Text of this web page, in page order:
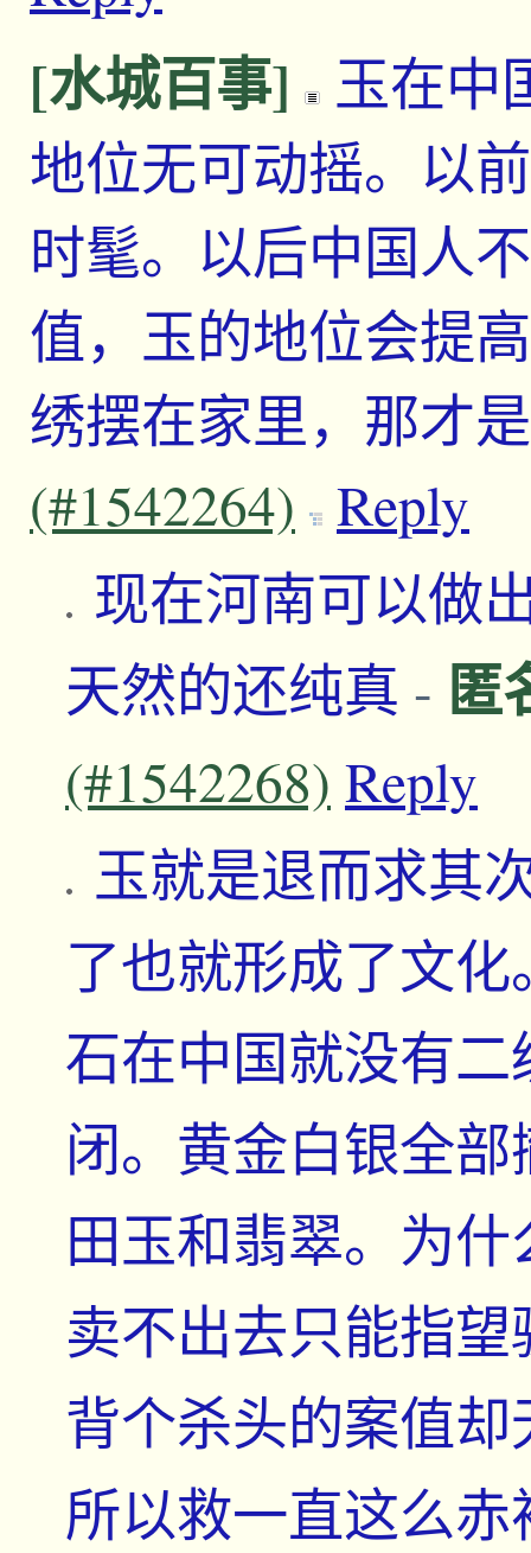
[水城百事]
玉在中
地位无可动摇。以
时髦。以后中国人
值，玉的地位会提
绣摆在家里，那才
(#1542264) Reply
现在河南可以做
天然的还纯真 - 匿
(#1542268) Reply
玉就是退而求其
了也就形成了文
石在中国就没有
闭。黄金白银全
田玉和翡翠。为
卖不出去只能指
背个杀头的案值
所以救一直这么